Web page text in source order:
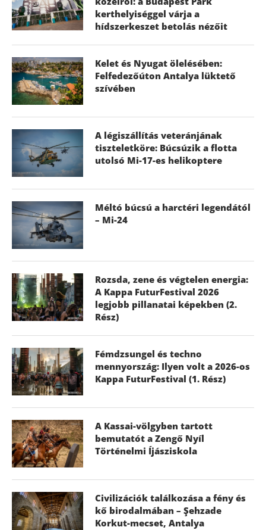
kerthelyiséggel várja a
hídszerkeszet betolás nézőit
Kelet és Nyugat ölelésében:
Felfedezőúton Antalya lüktető
szívében
A légiszállítás veteránjának
tiszteletköre: Búcsúzik a flotta
utolsó Mi-17-es helikoptere
Méltó búcsú a harctéri legendától
– Mi-24
Rozsda, zene és végtelen energia:
A Kappa FuturFestival 2026
legjobb pillanatai képekben (2.
Rész)
Fémdzsungel és techno
mennyország: Ilyen volt a 2026-os
Kappa FuturFestival (1. Rész)
A Kassai-völgyben tartott
bemutatót a Zengő Nyíl
Történelmi Íjásziskola
Civilizációk találkozása a fény és
kő birodalmában – Şehzade
Korkut-mecset, Antalya